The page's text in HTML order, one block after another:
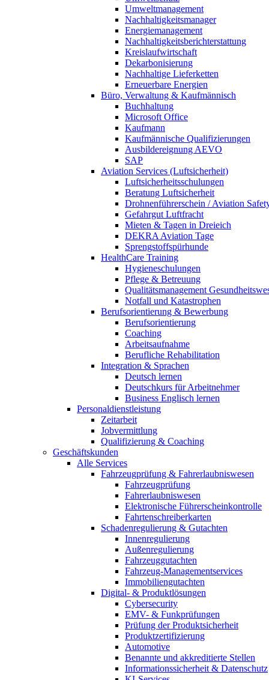
Umweltmanagement
Nachhaltigkeitsmanager
Energiemanagement
Nachhaltigkeitsberichterstattung
Kreislaufwirtschaft
Dekarbonisierung
Nachhaltige Lieferketten
Erneuerbare Energien
Büro, Verwaltung & Kaufmännisch
Buchhaltung
Microsoft Office
Kaufmann
Kaufmännische Qualifizierungen
Ausbildereignung AEVO
SAP
Aviation Services (Luftsicherheit)
Luftsicherheitsschulungen
Beratung Luftsicherheit
Drohnenführerschein / Aviation
Gefahrgut Luftfracht
Mieten & Tagen in Dreieich
DEKRA Aviation Tage
Sprengstoffspürhunde
HealthCare Training
Hygieneschulungen
Pflege & Betreuung
Qualitätsmanagement
Notfall und Katastrophen
Berufsorientierung & Bewerbung
Berufsorientierung
Coaching
Arbeitsaufnahme
Berufliche Rehabilitation
Integration & Sprachen
Deutsch lernen
Deutschkurs für Arbeitnehmer
Business Englisch lernen
Personaldienstleistung
Zeitarbeit
Jobvermittlung
Qualifizierung & Coaching
Geschäftskunden
Alle Services
Fahrzeugprüfung & Fahrerlaubniswesen
Fahrzeugprüfung
Fahrerlaubniswesen
Elektronische Führerscheinkontrolle
Fahrtenschreiberkarten
Schadenregulierung & Gutachten
Innenregulierung
Außenregulierung
Fahrzeuggutachten
Fahrzeug-Managementservices
Immobiliengutachten
Digital- & Produktlösungen
Cybersecurity
EMV- & Funkprüfungen
Prüfung der Produktsicherheit
Produktzertifizierung
Automotive
Benannte und akkreditierte Stellen
Informationssicherheit & Datenschutz